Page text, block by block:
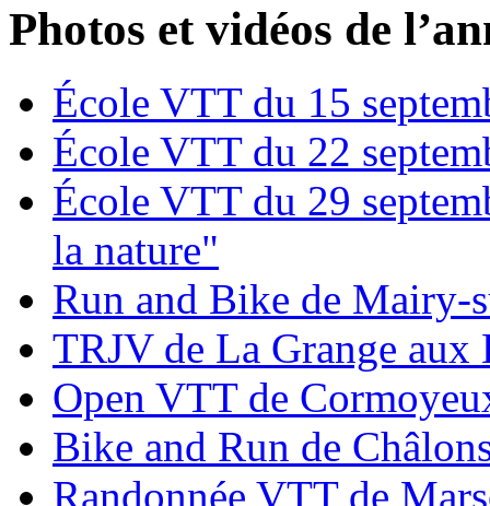
Photos et vidéos de
École VTT du 15
École VTT du 22
École VTT du 29
la nature"
Run and Bike de Mairy-
TRJV de La Grange
Open VTT de
Bike and Run de
Randonnée VTT de